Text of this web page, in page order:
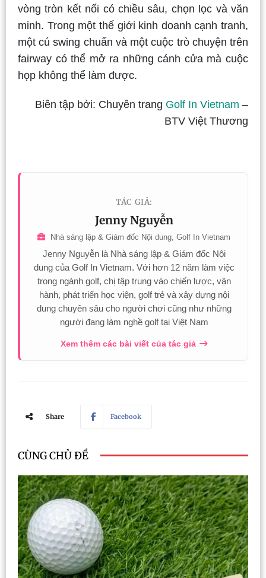
vòng tròn kết nối có chiều sâu, chọn lọc và văn
minh. Trong một thế giới kinh doanh cạnh tranh,
một cú swing chuẩn và một cuộc trò chuyện trên
fairway có thể mở ra những cánh cửa mà cuộc
họp không thể làm được.
Biên tập bởi: Chuyên trang Golf In Vietnam –
BTV Việt Thương
TÁC GIẢ:
Jenny Nguyễn
Nhà sáng lập & Giám đốc Nội dung, Golf In Vietnam
Jenny Nguyễn là Nhà sáng lập & Giám đốc Nội
dung của Golf In Vietnam. Với hơn 12 năm làm việc
trong ngành golf, chị tập trung vào chiến lược, vận
hành, phát triển học viện, golf trẻ và xây dựng nội
dung chuyên sâu cho người chơi cũng như những
người đang làm nghề golf tại Việt Nam
Xem thêm các bài viết của tác giả
Share Facebook
CÙNG CHỦ ĐỀ